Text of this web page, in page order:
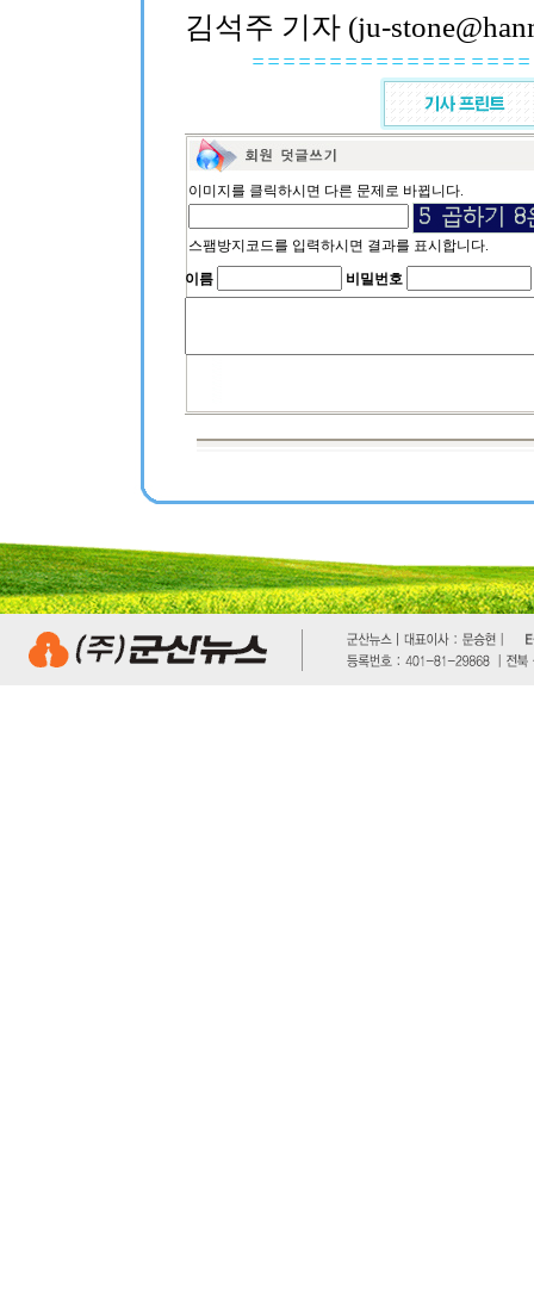
김석주 기자 (ju-
이미지를 클릭하시면 다른 문제로 바뀝니다.
스팸방지코드를 입력하시면 결과를 표시합니다.
이름
비밀번호